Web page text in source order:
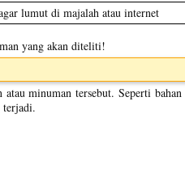
lumut di majalah atau internet
yang akan diteliti!
minuman tersebut. Seperti
terjadi.